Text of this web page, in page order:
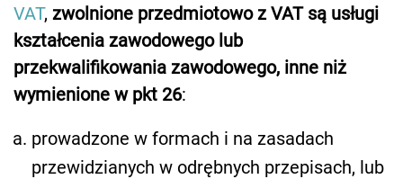
VAT, zwolnione przedmiotowo z VAT są usługi
kształcenia zawodowego lub
przekwalifikowania zawodowego, inne niż
wymienione w pkt 26:
prowadzone w formach i na zasadach
przewidzianych w odrębnych przepisach, lub